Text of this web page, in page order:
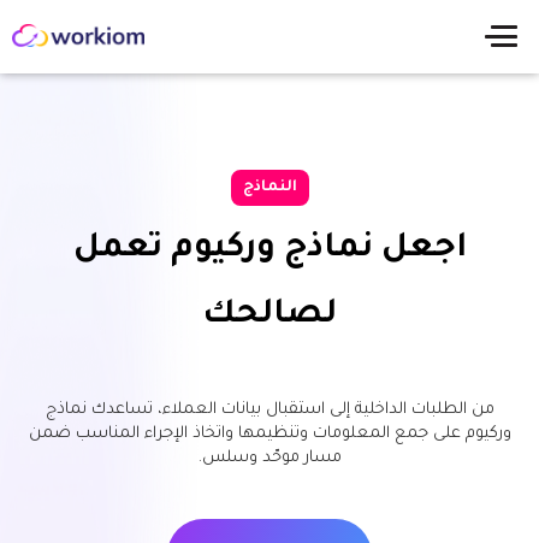
النماذج
اجعل نماذج وركيوم تعمل
لصالحك
من الطلبات الداخلية إلى استقبال بيانات العملاء، تساعدك نماذج
وركيوم على جمع المعلومات وتنظيمها واتخاذ الإجراء المناسب ضمن
مسار موحّد وسلس.